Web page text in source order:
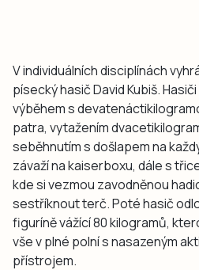
V individuálních disciplínách
písecký hasič David Kubiš.
výběhem s
patra, vytažením
seběhnutím s došlapem na
závaží na kaiserboxu, dále s
kde si vezmou zavodněnou
sestříknout terč. Poté hasič
figuríně vážící 80 kilogramů,
vše v plné polní s nasazeným
přístrojem.